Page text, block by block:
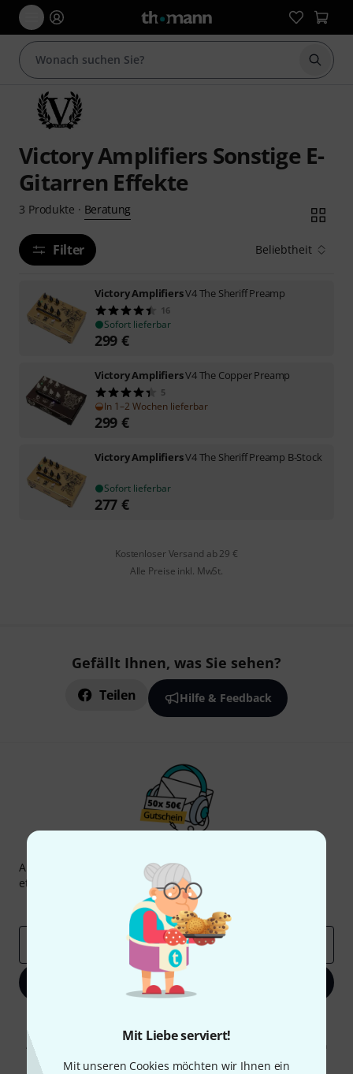
Mit Liebe serviert!
Mit unseren Cookies möchten wir Ihnen ein
Suche
Victory Amplifiers Sonstige E-
Gitarren Effekte
3 Produkte · Beratung
Filter Beliebtheit
Victory AmplifiersV4 The Sheriff Preamp
16
Sofort lieferbar
299 €
Victory AmplifiersV4 The Copper Preamp
5
In 1–2 Wochen lieferbar
299 €
Victory AmplifiersV4 The Sheriff Preamp B-Stock
Sofort lieferbar
277 €
Kostenloser Versand ab 29 €
Alle Preise inkl. MwSt.
Gefällt Ihnen, was Sie sehen?
Teilen Hilfe & Feedback
Abonniere den Thomann Newsletter und gewinne mit
etwas Glück einen von
50 Gutscheinen
Inspirierende Beiträge
Deals
Jetzt anmelden
Werbung und einer Messung des E-Mail-Nutzungsverhaltens zu. Die
Abmeldung ist jederzeit möglich. Weitere Informationen finden Sie in